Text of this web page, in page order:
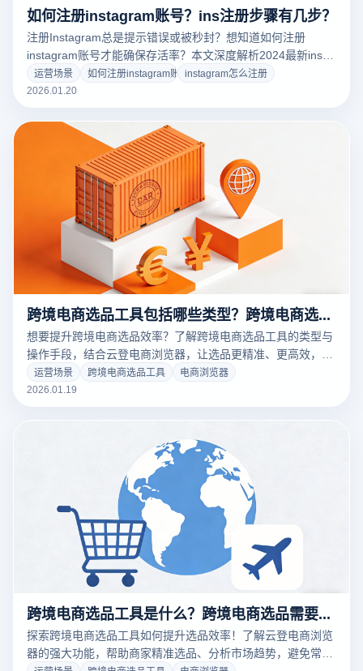
如何注册instagram账号？ins注册步骤有几步？
注册Instagram总是提示错误或被秒封？想知道如何注册
instagram账号才能确保存活率？本文深度解析2024最新ins注
册步骤，揭秘导致注册失败的根本原因。教您利用云登指纹浏
览器构建独立纯净环境，通过物理级指纹隔离与自动化技术，
取Ins防封攻略！
运营场景 如何注册instagram账号instagram怎么注册
2026.01.20
跨境电商选品工具包括哪些类型？跨境电商选品的具体操作手段有哪些？
想要提升跨境电商选品效率？了解跨境电商选品工具的类型与
操作手段，结合云登电商浏览器，让选品更精准、更高效，助
力跨境电商成功。立即注册使用！
运营场景 跨境电商选品工具
电商浏览器
2026.01.19
跨境电商选品工具是什么？跨境电商选品需要注意什么问题？
探索跨境电商选品工具如何提升选品效率！了解云登电商浏览
器的强大功能，帮助商家精准选品、分析市场趋势，避免常见